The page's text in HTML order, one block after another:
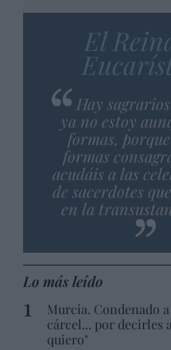
El
Hay
ya no estoy
formas,
formas
acudáis a las
de sacerdotes
en la
Lo más leído
Murcia. Condenado a
cárcel... por decirles
quiero"